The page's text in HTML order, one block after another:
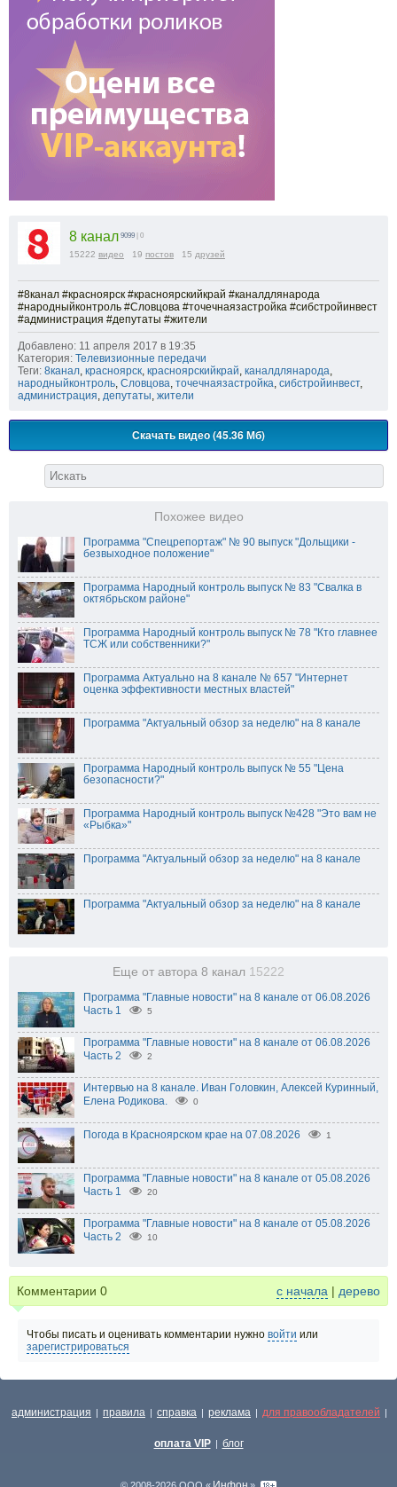
8 канал 9099 | 0
15222 видео 19 постов 15 друзей
#8канал #красноярск #красноярскийкрай #каналдлянарода
#народныйконтроль #Словцова #точечнаязастройка #сибстройинвест
#администрация #депутаты #жители
Добавлено: 11 апреля 2017 в 19:35
Категория: Телевизионные передачи
Теги: 8канал, красноярск, красноярскийкрай, каналдлянарода,
народныйконтроль, Словцова, точечнаязастройка, сибстройинвест,
администрация, депутаты, жители
Скачать видео (45.36 Мб)
Похожее видео
Программа "Спецрепортаж" № 90 выпуск "Дольщики -
безвыходное положение"
Программа Народный контроль выпуск № 83 "Свалка в
октябрьском районе"
Программа Народный контроль выпуск № 78 "Кто главнее
ТСЖ или собственники?"
Программа Актуально на 8 канале № 657 "Интернет
оценка эффективности местных властей"
Программа "Актуальный обзор за неделю" на 8 канале
Программа Народный контроль выпуск № 55 "Цена
безопасности?"
Программа Народный контроль выпуск №428 "Это вам не
«Рыбка»"
Программа "Актуальный обзор за неделю" на 8 канале
Программа "Актуальный обзор за неделю" на 8 канале
Еще от автора 8 канал 15222
Программа "Главные новости" на 8 канале от 06.08.2026
Часть 1
5
Программа "Главные новости" на 8 канале от 06.08.2026
Часть 2
2
Интервью на 8 канале. Иван Головкин, Алексей Куринный,
Елена Родикова.
0
Погода в Красноярском крае на 07.08.2026 1
Программа "Главные новости" на 8 канале от 05.08.2026
Часть 1
20
Программа "Главные новости" на 8 канале от 05.08.2026
Часть 2
10
Комментарии 0 с начала | дерево
Чтобы писать и оценивать комментарии нужно войти или
зарегистрироваться
администрация | правила | справка | реклама | для правообладателей |
оплата VIP | блог